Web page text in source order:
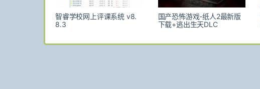
智睿学校网上评课系统 v8.
8.3
国产恐怖游戏-纸人2最新版
下载+逃出生天DLC